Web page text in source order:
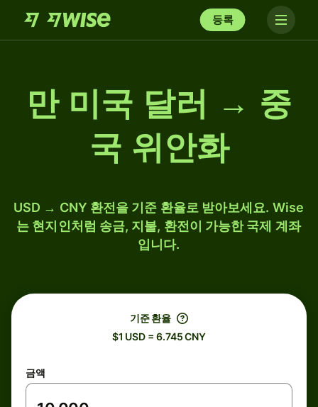
등록
만 미국 달러 → 중
국 위안화
USD → CNY 환전을 기준 환율로 받아보세요. Wise
는 현지인처럼 송금, 지불, 환전이 가능한 국제 계좌
입니다.
기준 환율
$1 USD = 6.745 CNY
금액